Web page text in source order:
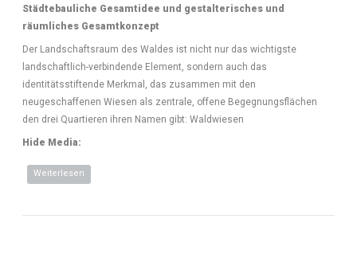
Städtebauliche Gesamtidee und gestalterisches und
räumliches Gesamtkonzept
Der Landschaftsraum des Waldes ist nicht nur das wichtigste
landschaftlich-verbindende Element, sondern auch das
identitätsstiftende Merkmal, das zusammen mit den
neugeschaffenen Wiesen als zentrale, offene Begegnungsflächen
den drei Quartieren ihren Namen gibt: Waldwiesen
Hide Media:
Weiterlesen